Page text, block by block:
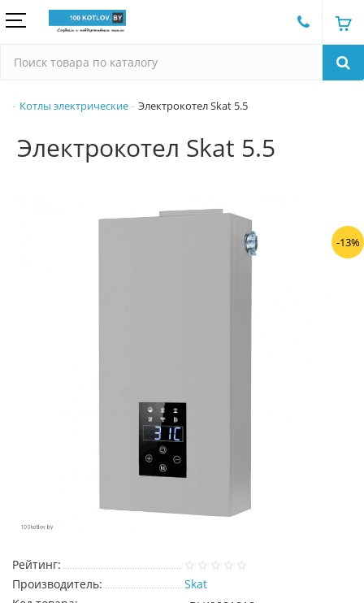
Котлы электрические Электрокотел Skat 5.5
Электрокотел Skat 5.5
-13%
Рейтинг:
Производитель:
Skat